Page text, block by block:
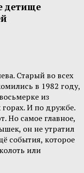
детище
Старый во всех
в 1982 году,
из
И по дружбе.
Но самое главное,
он не утратил
события, которое
или